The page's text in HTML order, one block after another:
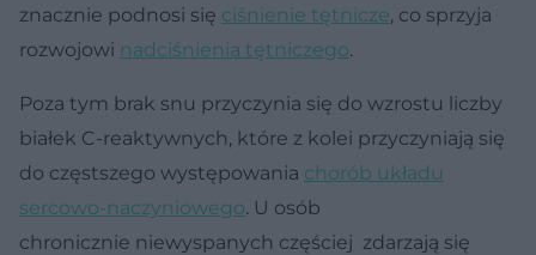
znacznie podnosi się ciśnienie tętnicze, co sprzyja
rozwojowi nadciśnienia tętniczego.
Poza tym brak snu przyczynia się do wzrostu liczby
białek C-reaktywnych, które z kolei przyczyniają się
do częstszego występowania chorób układu
sercowo-naczyniowego. U osób
chronicznie niewyspanych częściej zdarzają się